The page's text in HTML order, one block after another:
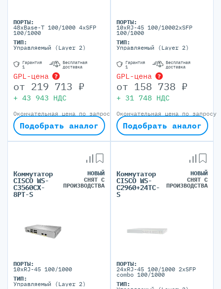
ПОРТЫ:
48xBase-T 100/1000 4xSFP
100/1000
ТИП:
Управляемый (Layer 2)
Гарантия
1
Бесплатная
доставка
GPL-цена ?
от 219 713 ₽
+ 43 943 НДС
Окончательная цена по запросу
Подобрать аналог
ПОРТЫ:
10xRJ-45 100/10002xSFP
100/1000
ТИП:
Управляемый (Layer 2)
Гарантия
1
Бесплатная
доставка
GPL-цена ?
от 158 738 ₽
+ 31 748 НДС
Окончательная цена по запросу
Подобрать аналог
Коммутатор
CISCO WS-
C3560CX-
8PT-S
НОВЫЙ
СНЯТ С
ПРОИЗВОДСТВА
ПОРТЫ:
10xRJ-45 100/1000
ТИП:
Управляемый (Layer 2)
Коммутатор
CISCO WS-
C2960+24TC-
S
НОВЫЙ
СНЯТ С
ПРОИЗВОДСТВА
ПОРТЫ:
24xRJ-45 100/1000 2xSFP
combo 100/1000
ТИП: